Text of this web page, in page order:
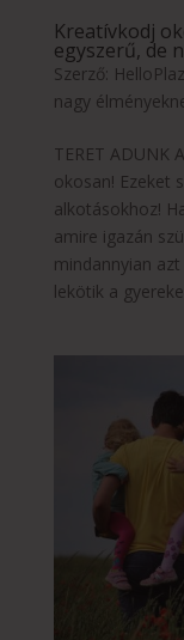
Kreatívkodj
egyszerű, de
Szerző:
nagy
TERET ADUNK
okosan! Ezeket
alkotásokhoz!
amire igazán
mindannyian
lekötik a